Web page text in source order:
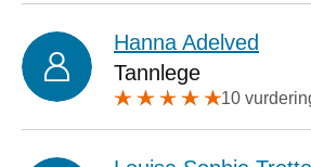
Hanna Adelved
Tannlege
10